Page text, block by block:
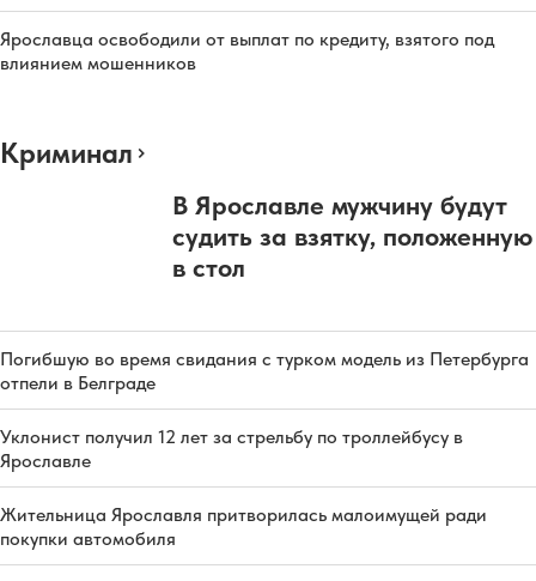
Ярославца освободили от выплат по кредиту, взятого под
влиянием мошенников
Криминал
В Ярославле мужчину будут
судить за взятку, положенную
в стол
Погибшую во время свидания с турком модель из Петербурга
отпели в Белграде
Уклонист получил 12 лет за стрельбу по троллейбусу в
Ярославле
Жительница Ярославля притворилась малоимущей ради
покупки автомобиля